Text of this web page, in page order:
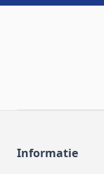
Informatie